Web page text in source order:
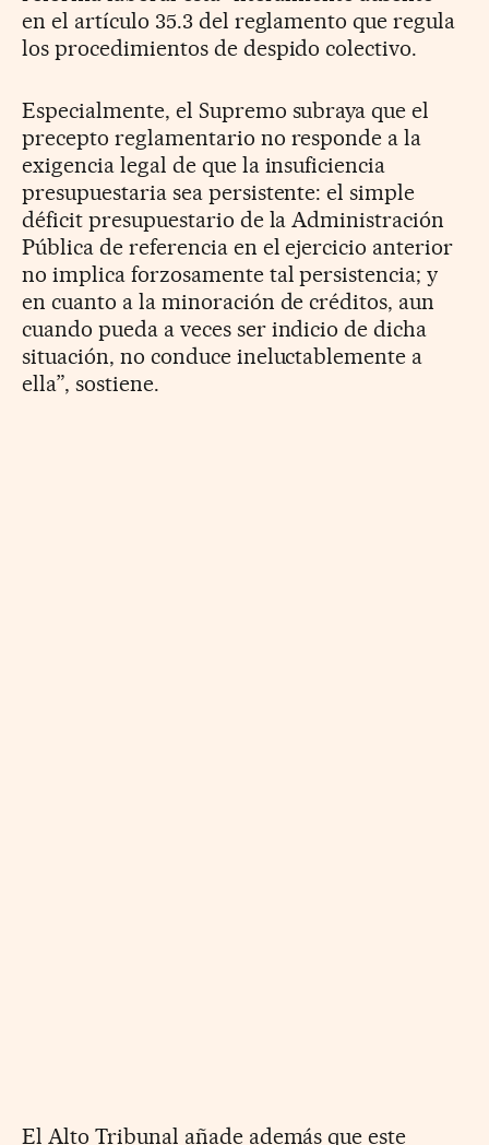
en el artículo 35.3 del reglamento que regula
los procedimientos de despido colectivo.
Especialmente, el Supremo subraya que el
precepto reglamentario no responde a la
exigencia legal de que la insuficiencia
presupuestaria sea persistente: el simple
déficit presupuestario de la Administración
Pública de referencia en el ejercicio anterior
no implica forzosamente tal persistencia; y
en cuanto a la minoración de créditos, aun
cuando pueda a veces ser indicio de dicha
situación, no conduce ineluctablemente a
ella”, sostiene.
El Alto Tribunal añade además que este